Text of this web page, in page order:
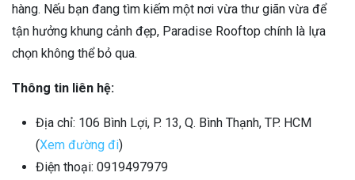
hàng. Nếu bạn đang tìm kiếm một nơi vừa thư giãn vừa để
tận hưởng khung cảnh đẹp, Paradise Rooftop chính là lựa
chọn không thể bỏ qua.
Thông tin liên hệ:
Địa chỉ: 106 Bình Lợi, P. 13, Q. Bình Thạnh, TP. HCM
(Xem đường đi)
Điện thoại: 0919497979